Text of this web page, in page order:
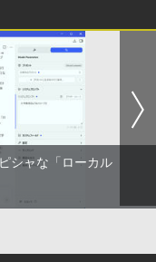
に祝福を！(23) 【電
]
Fi 最大36時間再生 ぶ
ス ENCノイズキャン
グ Type-C充電 マイク
調整 スポーツ/通勤/通
)
Buds 8 Lite ワイヤ
生
500ミリリットル (Sm
麦茶 from 爽健美茶 ラ
本
うふたり 9巻 (デジタル
ックス)
シャな「ローカル